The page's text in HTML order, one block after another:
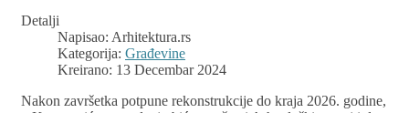
Detalji
Napisao: Arhitektura.rs
Kategorija: Građevine
Kreirano: 13 Decembar 2024
Nakon završetka potpune rekonstrukcije do kraja 2026. godine,